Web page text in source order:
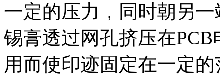
一定的压力，同时朝另
锡膏透过网孔挤压在
用而使印迹固定在一定